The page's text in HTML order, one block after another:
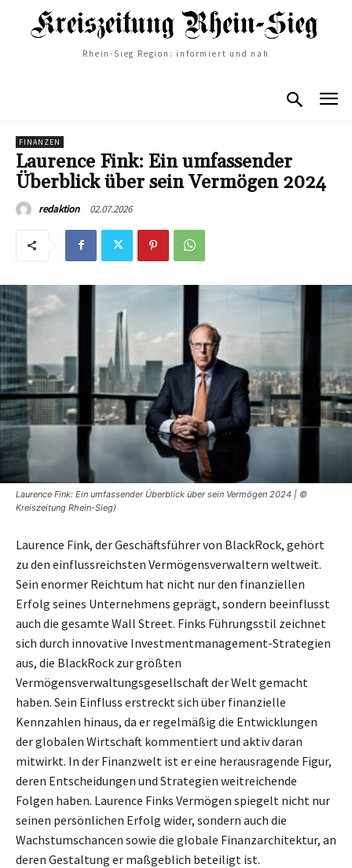
Rhein-Sieg Region: informiert und nah
FINANZEN
Laurence Fink: Ein umfassender
Überblick über sein Vermögen 2024
redaktion 02.07.2026
Laurence Fink: Ein umfassender Überblick über sein Vermögen 2024 | ©
Kreiszeitung Rhein-Sieg)
Laurence Fink, der Geschäftsführer von BlackRock, gehört
zu den einflussreichsten Vermögensverwaltern weltweit.
Sein enormer Reichtum hat nicht nur den finanziellen
Erfolg seines Unternehmens geprägt, sondern beeinflusst
auch die gesamte Wall Street. Finks Führungsstil zeichnet
sich durch innovative Investmentmanagement-Strategien
aus, die BlackRock zur größten
Vermögensverwaltungsgesellschaft der Welt gemacht
haben. Sein Einfluss erstreckt sich über finanzielle
Kennzahlen hinaus, da er regelmäßig die Entwicklungen
der globalen Wirtschaft kommentiert und aktiv daran
mitwirkt. In der Finanzwelt ist er eine herausragende Figur,
deren Entscheidungen und Strategien weitreichende
Folgen haben. Laurence Finks Vermögen spiegelt nicht nur
seinen persönlichen Erfolg wider, sondern auch die
Wachstumschancen sowie die globale Finanzarchitektur, an
deren Gestaltung er maßgeblich beteiligt ist.